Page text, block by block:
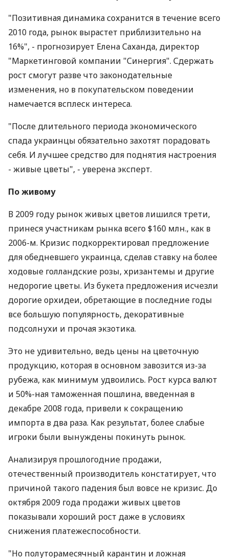
"Позитивная динамика сохранится в течение всего
2010 года, рынок вырастет приблизительно на
16%", - прогнозирует Елена Саханда, директор
"Маркетинговой компании "Синергия". Сдержать
рост смогут разве что законодательные
изменения, но в покупательском поведении
намечается всплеск интереса.
"После длительного периода экономического
спада украинцы обязательно захотят порадовать
себя. И лучшее средство для поднятия настроения
- живые цветы", - уверена эксперт.
По живому
В 2009 году рынок живых цветов лишился трети,
принеся участникам рынка всего $160 млн., как в
2006-м. Кризис подкорректировал предложение
для обедневшего украинца, сделав ставку на более
ходовые голландские розы, хризантемы и другие
недорогие цветы. Из букета предложения исчезли
дорогие орхидеи, обретающие в последние годы
все большую популярность, декоративные
подсолнухи и прочая экзотика.
Это не удивительно, ведь цены на цветочную
продукцию, которая в основном завозится из-за
рубежа, как минимум удвоились. Рост курса валют
и 50%-ная таможенная пошлина, введенная в
декабре 2008 года, привели к сокращению
импорта в два раза. Как результат, более слабые
игроки были вынуждены покинуть рынок.
Анализируя прошлогодние продажи,
отечественный производитель констатирует, что
причиной такого падения был вовсе не кризис. До
октября 2009 года продажи живых цветов
показывали хороший рост даже в условиях
снижения платежеспособности.
"Но полуторамесячный карантин и ложная